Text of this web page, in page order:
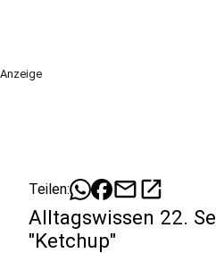
Anzeige
Teilen: mailopen_in_new
Alltagswissen 22.
"Ketchup"